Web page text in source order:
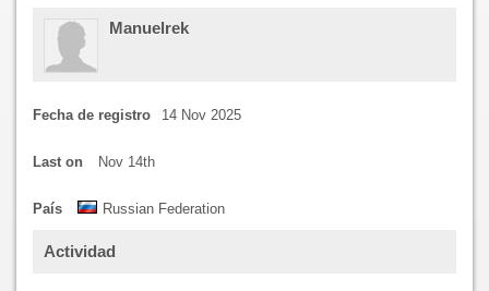
Manuelrek
Fecha de registro 14 Nov 2025
Last on Nov 14th
País Russian Federation
Actividad